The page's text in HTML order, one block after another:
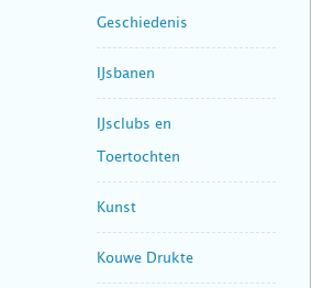
Geschiedenis
IJsbanen
IJsclubs en
Toertochten
Kunst
Kouwe Drukte